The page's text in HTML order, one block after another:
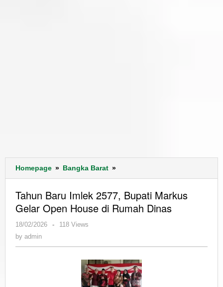
Homepage » Bangka Barat »
Baru
2577,
Bupati
di
Rumah
Dinas
Tahun Baru Imlek 2577, Bupati Markus
Gelar Open House di Rumah Dinas
18/02/2026
by
-
118 Views
by admin